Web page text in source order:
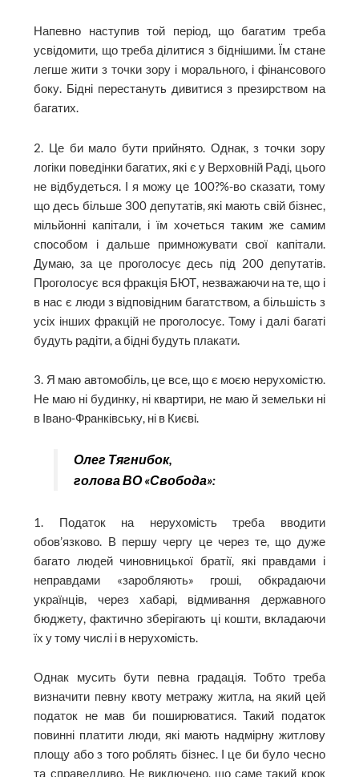
Напевно наступив той період, що багатим треба
усвідомити, що треба ділитися з біднішими. Їм стане
легше жити з точки зору і морального, і фінансового
боку. Бідні перестануть дивитися з презирством на
багатих.
2. Це би мало бути прийнято. Однак, з точки зору
логіки поведінки багатих, які є у Верховній Раді, цього
не відбудеться. І я можу це 100?%-во сказати, тому
що десь більше 300 депутатів, які мають свій бізнес,
мільйонні капітали, і їм хочеться таким же самим
способом і дальше примножувати свої капітали.
Думаю, за це проголосує десь під 200 депутатів.
Проголосує вся фракція БЮТ, незважаючи на те, що і
в нас є люди з відповідним багатством, а більшість з
усіх інших фракцій не проголосує. Тому і далі багаті
будуть радіти, а бідні будуть плакати.
3. Я маю автомобіль, це все, що є моєю нерухомістю.
Не маю ні будинку, ні квартири, не маю й земельки ні
в Івано-Франківську, ні в Києві.
Олег Тягнибок,
голова ВО «Свобода»:
1. Податок на нерухомість треба вводити
обов’язково. В першу чергу це через те, що дуже
багато людей чиновницької братії, які правдами і
неправдами «заробляють» гроші, обкрадаючи
українців, через хабарі, відмивання державного
бюджету, фактично зберігають ці кошти, вкладаючи
їх у тому числі і в нерухомість.
Однак мусить бути певна градація. Тобто треба
визначити певну квоту метражу житла, на який цей
податок не мав би поширюватися. Такий податок
повинні платити люди, які мають надмірну житлову
площу або з того роблять бізнес. І це би було чесно
та справедливо. Не виключено, що саме такий крок